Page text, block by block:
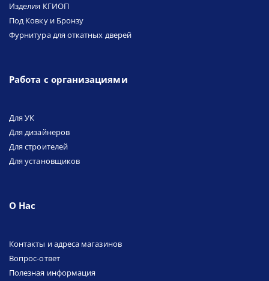
Изделия КГИОП
Под Ковку и Бронзу
Фурнитура для откатных дверей
Работа с организациями
Для УК
Для дизайнеров
Для строителей
Для установщиков
О Нас
Контакты и адреса магазинов
Вопрос-ответ
Полезная информация